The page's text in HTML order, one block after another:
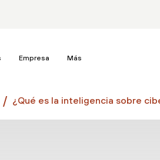
Empresa Más
¿Qué es la inteligencia sobre